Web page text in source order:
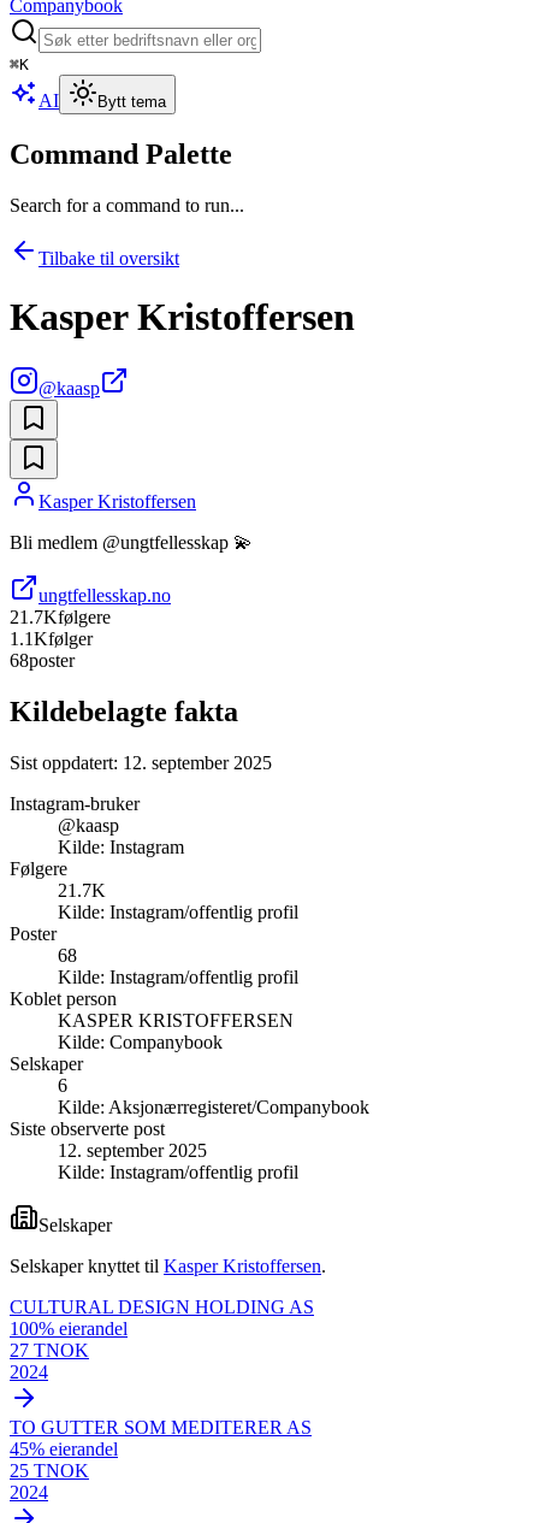
Companybook
⌘K
AI Bytt tema
Command Palette
Search for a command to run...
Tilbake til oversikt
Kasper Kristoffersen
@kaasp
Kasper Kristoffersen
Bli medlem @ungtfellesskap 💫
ungtfellesskap.no
21.7Kfølgere
1.1Kfølger
68poster
Kildebelagte fakta
Sist oppdatert: 12. september 2025
Instagram-bruker
@kaasp
Kilde: Instagram
Følgere
21.7K
Kilde: Instagram/offentlig profil
Poster
68
Kilde: Instagram/offentlig profil
Koblet person
KASPER KRISTOFFERSEN
Kilde: Companybook
Selskaper
6
Kilde: Aksjonærregisteret/Companybook
Siste observerte post
12. september 2025
Kilde: Instagram/offentlig profil
Selskaper
Selskaper knyttet til Kasper Kristoffersen.
CULTURAL DESIGN HOLDING AS
100% eierandel
27 TNOK
2024
TO GUTTER SOM MEDITERER AS
45% eierandel
25 TNOK
2024